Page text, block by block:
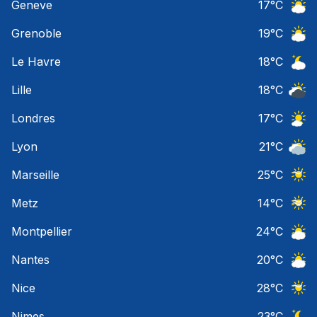
Geneve
17°C
Grenoble
19°C
Le Havre
18°C
Lille
18°C
Londres
17°C
Lyon
21°C
Marseille
25°C
Metz
14°C
Montpellier
24°C
Nantes
20°C
Nice
28°C